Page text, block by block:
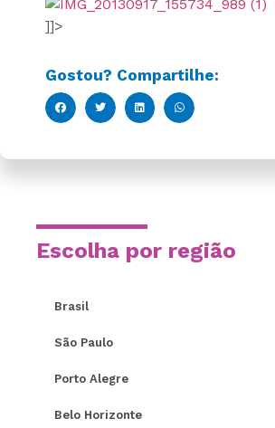
]]>
Gostou? Compartilhe:
Escolha por região
Brasil
São Paulo
Porto Alegre
Belo Horizonte